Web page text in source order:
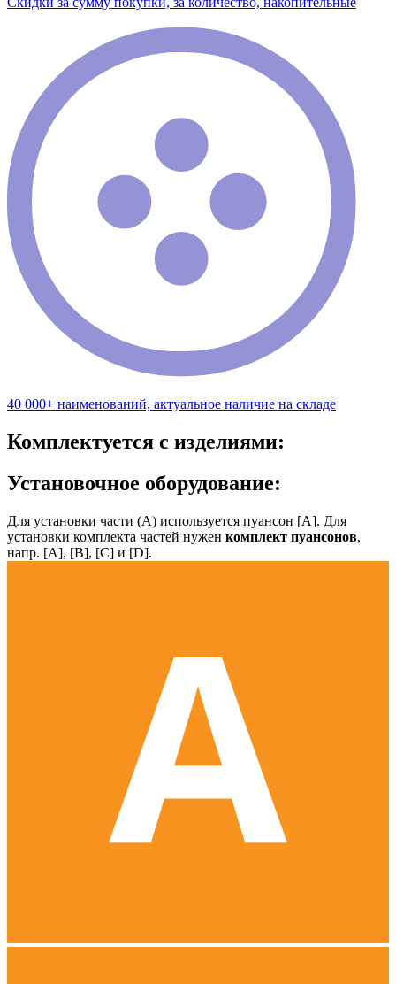
40 000+ наименований, актуальное наличие на складе
Комплектуется с изделиями:
Установочное оборудование:
Для установки части (А) используется пуансон [А]. Для
установки комплекта частей нужен комплект пуансонов,
напр. [А], [B], [С] и [D].